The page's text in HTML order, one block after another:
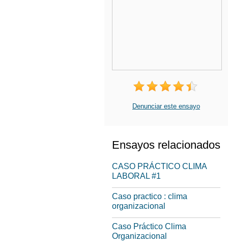
Denunciar este ensayo
Ensayos relacionados
CASO PRÁCTICO CLIMA
LABORAL #1
Caso practico : clima
organizacional
Caso Práctico Clima
Organizacional